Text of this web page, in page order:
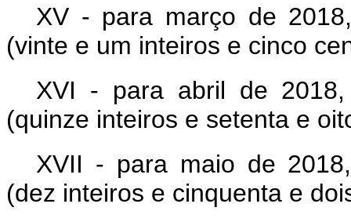
XV - para março de
(vinte e um inteiros e cinco
XVI - para abril de 2018,
(quinze inteiros e setenta e
XVII - para maio de
(dez inteiros e cinquenta e